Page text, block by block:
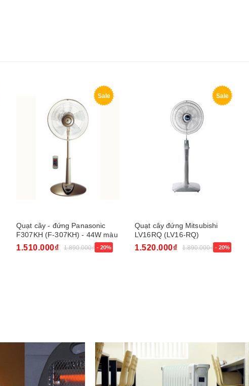
Sale
Quạt cây - đứng Panasonic
F307KH (F-307KH) - 44W màu
B/S
1.510.000₫ 1.890.000₫ - 20%
Sale
Quạt cây đứng Mitsubishi
LV16RQ (LV16-RQ)
1.520.000₫ 1.890.000₫ - 20%